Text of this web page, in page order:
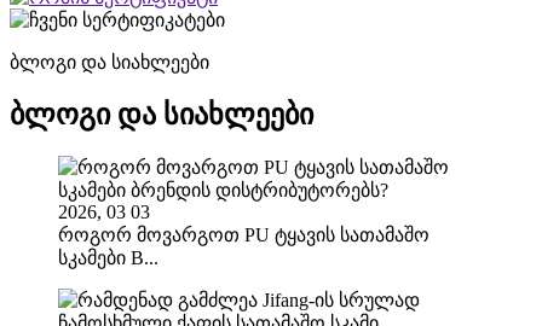
ბლოგი და სიახლეები
ბლოგი და სიახლეები
2026, 03 03
როგორ მოვარგოთ PU ტყავის სათამაშო
სკამები B...